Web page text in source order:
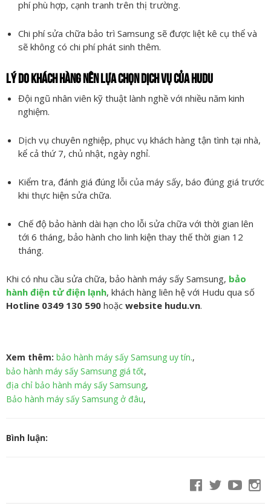
phí phù hợp, cạnh tranh trên thị trường.
Chi phí sửa chữa bảo trì Samsung sẽ được liệt kê cụ thể và
sẽ không có chi phí phát sinh thêm.
LÝ DO KHÁCH HÀNG NÊN LỰA CHỌN DỊCH VỤ CỦA HUDU
Đội ngũ nhân viên kỹ thuật lành nghề với nhiều năm kinh
nghiệm.
Dịch vụ chuyên nghiệp, phục vụ khách hàng tận tình tại nhà,
kể cả thứ 7, chủ nhật, ngày nghỉ.
Kiểm tra, đánh giá đúng lỗi của máy sấy, báo đúng giá trước
khi thực hiện sửa chữa.
Chế độ bảo hành dài hạn cho lỗi sửa chữa với thời gian lên
tới 6 tháng, bảo hành cho linh kiện thay thế thời gian 12
tháng.
Khi có nhu cầu sửa chữa, bảo hành máy sấy Samsung, bảo
hành điện tử điện lạnh, khách hàng liên hệ với Hudu qua số
Hotline 0349 130 590 hoặc website hudu.vn.
Xem thêm: bảo hành máy sấy Samsung uy tín.,
bảo hành máy sấy Samsung giá tốt,
địa chỉ bảo hành máy sấy Samsung,
Bảo hành máy sấy Samsung ở đâu,
Bình luận: